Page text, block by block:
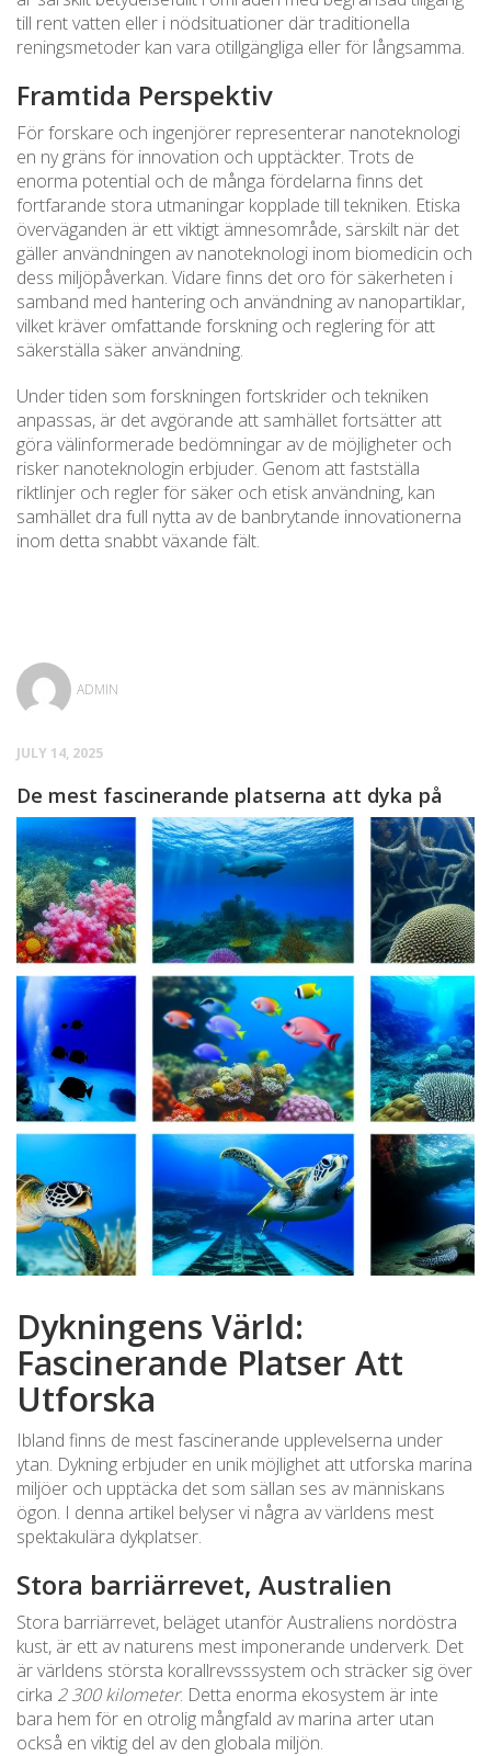
till rent vatten eller i nödsituationer där traditionella
reningsmetoder kan vara otillgängliga eller för långsamma.
Framtida Perspektiv
För forskare och ingenjörer representerar nanoteknologi
en ny gräns för innovation och upptäckter. Trots de
enorma potential och de många fördelarna finns det
fortfarande stora utmaningar kopplade till tekniken. Etiska
överväganden är ett viktigt ämnesområde, särskilt när det
gäller användningen av nanoteknologi inom biomedicin och
dess miljöpåverkan. Vidare finns det oro för säkerheten i
samband med hantering och användning av nanopartiklar,
vilket kräver omfattande forskning och reglering för att
säkerställa säker användning.
Under tiden som forskningen fortskrider och tekniken
anpassas, är det avgörande att samhället fortsätter att
göra välinformerade bedömningar av de möjligheter och
risker nanoteknologin erbjuder. Genom att fastställa
riktlinjer och regler för säker och etisk användning, kan
samhället dra full nytta av de banbrytande innovationerna
inom detta snabbt växande fält.
ADMIN
JULY 14, 2025
De mest fascinerande platserna att dyka på
Dykningens Värld:
Fascinerande Platser Att
Utforska
Ibland finns de mest fascinerande upplevelserna under
ytan. Dykning erbjuder en unik möjlighet att utforska marina
miljöer och upptäcka det som sällan ses av människans
ögon. I denna artikel belyser vi några av världens mest
spektakulära dykplatser.
Stora barriärrevet, Australien
Stora barriärrevet, beläget utanför Australiens nordöstra
kust, är ett av naturens mest imponerande underverk. Det
är världens största korallrevsssystem och sträcker sig över
cirka 2 300 kilometer. Detta enorma ekosystem är inte
bara hem för en otrolig mångfald av marina arter utan
också en viktig del av den globala miljön.